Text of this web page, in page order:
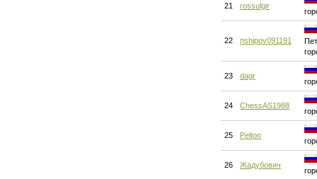
21 rossulgir
22 nshipov091191
23 dagr
24 ChessAS1988
25 Pelton
26 Жадубович